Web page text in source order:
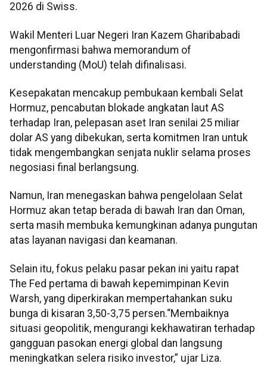
2026 di Swiss.
Wakil Menteri Luar Negeri Iran Kazem Gharibabadi
mengonfirmasi bahwa memorandum of
understanding (MoU) telah difinalisasi.
Kesepakatan mencakup pembukaan kembali Selat
Hormuz, pencabutan blokade angkatan laut AS
terhadap Iran, pelepasan aset Iran senilai 25 miliar
dolar AS yang dibekukan, serta komitmen Iran untuk
tidak mengembangkan senjata nuklir selama proses
negosiasi final berlangsung.
Namun, Iran menegaskan bahwa pengelolaan Selat
Hormuz akan tetap berada di bawah Iran dan Oman,
serta masih membuka kemungkinan adanya pungutan
atas layanan navigasi dan keamanan.
Selain itu, fokus pelaku pasar pekan ini yaitu rapat
The Fed pertama di bawah kepemimpinan Kevin
Warsh, yang diperkirakan mempertahankan suku
bunga di kisaran 3,50-3,75 persen.“Membaiknya
situasi geopolitik, mengurangi kekhawatiran terhadap
gangguan pasokan energi global dan langsung
meningkatkan selera risiko investor,” ujar Liza.